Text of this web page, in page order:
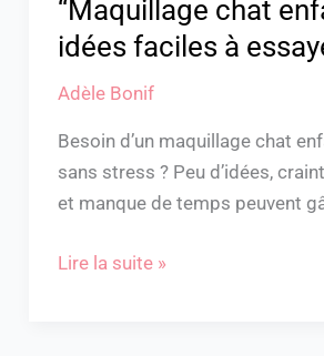
“Maquillage chat
idées faciles à
Adèle Bonif
Besoin d’un maquillage chat
sans stress ? Peu d’idées,
et manque de temps peuvent
Lire la suite »